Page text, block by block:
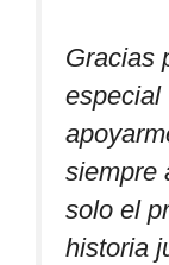
Gracias
especial
siempre
solo el
historia